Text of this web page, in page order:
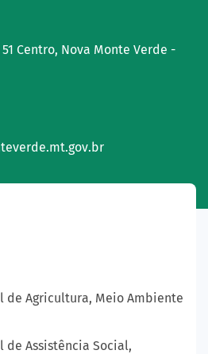
Centro, Nova Monte Verde -
de Agricultura, Meio Ambiente
Assistência Social,